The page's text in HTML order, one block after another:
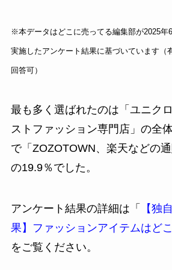
※本データはどこに売ってる編集部が2025年
実施したアンケート結果に基づいています（
回答可）
最も多く選ばれたのは「ユニク
ストファッション専門店」の全
で「ZOZOTOWN、楽天などの
の19.9％でした。
アンケート結果の詳細は「
【独
果】ファッションアイテムはど
をご覧ください。